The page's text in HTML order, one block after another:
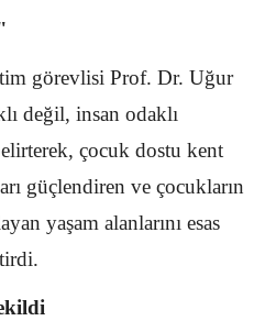
görevlisi Prof. Dr. Uğur
değil, insan odaklı
çocuk dostu kent
güçlendiren ve çocukların
yaşam alanlarını esas